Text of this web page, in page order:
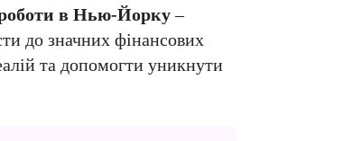
в Нью-Йорку–
до значних фінансових
та допомогти уникнути